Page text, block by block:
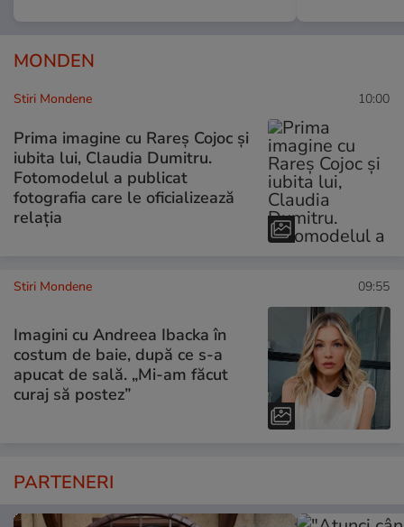
MONDEN
Stiri Mondene 10:00
Prima imagine cu Rareș Cojoc și
iubita lui, Claudia Dumitru.
Fotomodelul a publicat
fotografia care le oficializează
relația
Stiri Mondene 09:55
Imagini cu Andreea Ibacka în
costum de baie, după ce s-a
apucat de sală. „Mi-am făcut
curaj să postez”
PARTENERI